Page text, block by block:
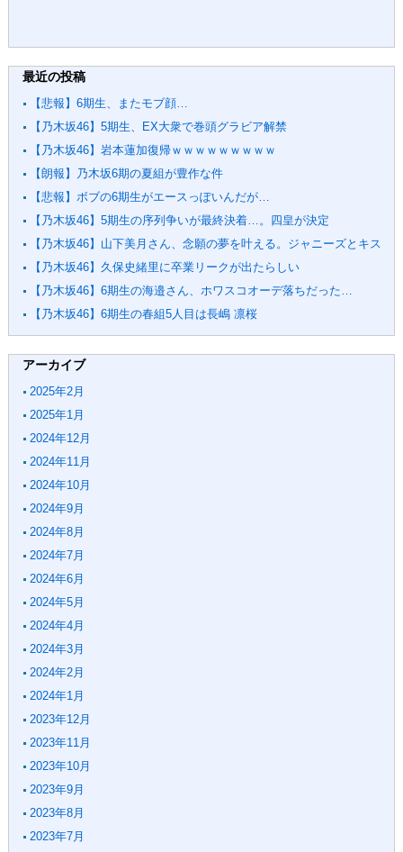
最近の投稿
【悲報】6期生、またモブ顔…
【乃木坂46】5期生、EX大衆で巻頭グラビア解禁
【乃木坂46】岩本蓮加復帰ｗｗｗｗｗｗｗｗｗ
【朗報】乃木坂6期の夏組が豊作な件
【悲報】ボブの6期生がエースっぽいんだが…
【乃木坂46】5期生の序列争いが最終決着…。四皇が決定
【乃木坂46】山下美月さん、念願の夢を叶える。ジャニーズとキス
【乃木坂46】久保史緒里に卒業リークが出たらしい
【乃木坂46】6期生の海邉さん、ホワスコオーデ落ちだった…
【乃木坂46】6期生の春組5人目は長嶋 凛桜
アーカイブ
2025年2月
2025年1月
2024年12月
2024年11月
2024年10月
2024年9月
2024年8月
2024年7月
2024年6月
2024年5月
2024年4月
2024年3月
2024年2月
2024年1月
2023年12月
2023年11月
2023年10月
2023年9月
2023年8月
2023年7月